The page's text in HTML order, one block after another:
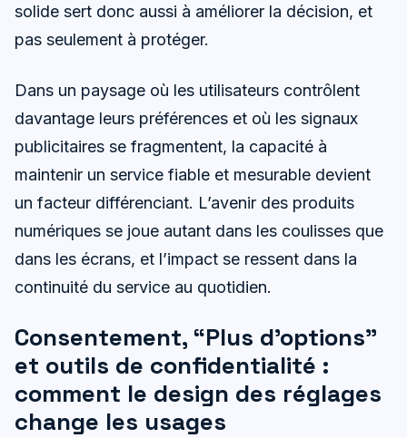
solide sert donc aussi à améliorer la décision, et
pas seulement à protéger.
Dans un paysage où les utilisateurs contrôlent
davantage leurs préférences et où les signaux
publicitaires se fragmentent, la capacité à
maintenir un service fiable et mesurable devient
un facteur différenciant. L’avenir des produits
numériques se joue autant dans les coulisses que
dans les écrans, et l’impact se ressent dans la
continuité du service au quotidien.
Consentement, “Plus d’options”
et outils de confidentialité :
comment le design des réglages
change les usages